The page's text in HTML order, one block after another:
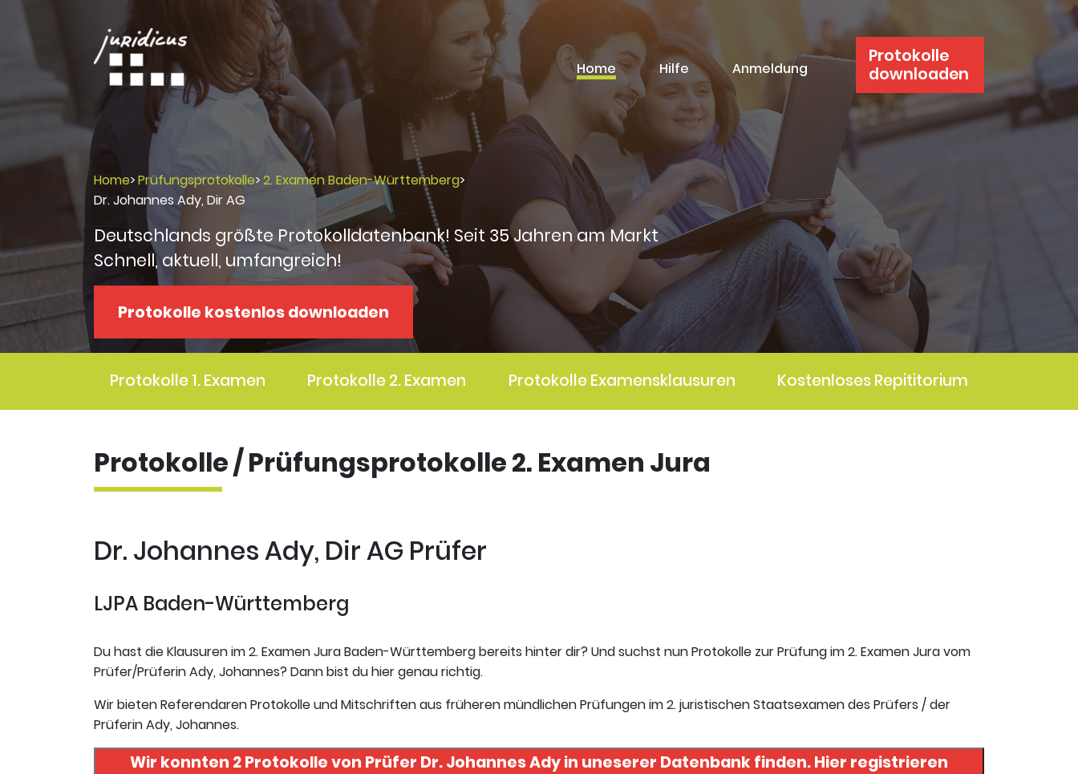
Home Hilfe Anmeldung
Protokolle
downloaden
Home>Prüfungsprotokolle>2. Examen Baden-Württemberg>
Dr. Johannes Ady, Dir AG
Deutschlands größte Protokolldatenbank! Seit 35 Jahren am Markt
Schnell, aktuell, umfangreich!
Protokolle kostenlos downloaden
Protokolle 1. Examen Protokolle 2. Examen Protokolle Examensklausuren Kostenloses Repititorium
Protokolle / Prüfungsprotokolle 2. Examen Jura
Dr. Johannes Ady, Dir AG Prüfer
LJPA Baden-Württemberg
Du hast die Klausuren im 2. Examen Jura Baden-Württemberg bereits hinter dir? Und suchst nun Protokolle zur Prüfung im 2. Examen Jura vom
Prüfer/Prüferin Ady, Johannes? Dann bist du hier genau richtig.
Wir bieten Referendaren Protokolle und Mitschriften aus früheren mündlichen Prüfungen im 2. juristischen Staatsexamen des Prüfers / der
Prüferin Ady, Johannes.
Wir konnten 2 Protokolle von Prüfer Dr. Johannes Adyin uneserer Datenbank finden. Hier registrieren